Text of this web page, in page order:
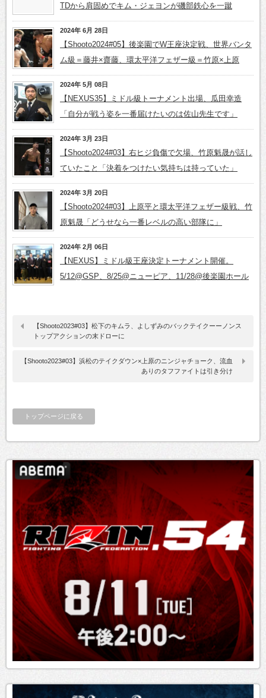
TDから肩固めでキム・ジェヨンが磯部鉄心を一蹴
2024年 6月 28日
【Shooto2024#05】後楽園でW王座決定戦、世界バンタ
ム級＝藤井×齋藤、環太平洋フェザー級＝竹原×上原
2024年 5月 08日
【NEXUS35】ミドル級トーナメント出場、瓜田幸造
「自分が戦う姿を一番届けたいのは佐山先生です」
2024年 3月 23日
【Shooto2024#03】右ヒジ負傷で欠場、竹原魁晟が話し
ていたこと「決着をつけたい気持ちは持っていた」
2024年 3月 20日
【Shooto2024#03】上原平と環太平洋フェザー級戦、竹
原魁晟「どうせなら一番レベルの高い部隊に」
2024年 2月 06日
【NEXUS】ミドル級王座決定トーナメント開催。
5/12@GSP、8/25@ニューピア、11/28@後楽園ホール
【Shooto2023#03】松下のキムラ、よしずみのバックテイクーーノンス
トップアクションの末ドローに
【Shooto2023#03】浜松のテイクダウン×上原のニンジャチョーク、流血
ありのタフファイトは引き分け
トップページに戻る